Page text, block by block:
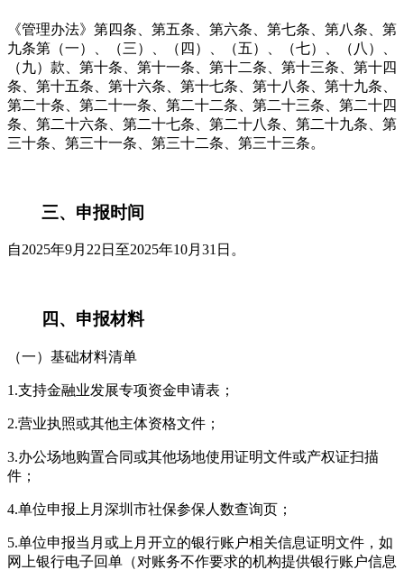
《管理办法》第四条、第五条、第六条、第七条、第八条、第
九条第（一）、（三）、（四）、（五）、（七）、（八）、
（九）款、第十条、第十一条、第十二条、第十三条、第十四
条、第十五条、第十六条、第十七条、第十八条、第十九条、
第二十条、第二十一条、第二十二条、第二十三条、第二十四
条、第二十六条、第二十七条、第二十八条、第二十九条、第
三十条、第三十一条、第三十二条、第三十三条。
三、申报时间
自2025年9月22日至2025年10月31日。
四、申报材料
（一）基础材料清单
1.支持金融业发展专项资金申请表；
2.营业执照或其他主体资格文件；
3.办公场地购置合同或其他场地使用证明文件或产权证扫描
件；
4.单位申报上月深圳市社保参保人数查询页；
5.单位申报当月或上月开立的银行账户相关信息证明文件，如
网上银行电子回单（对账务不作要求的机构提供银行账户信息